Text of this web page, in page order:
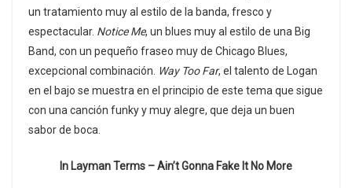
un tratamiento muy al estilo de la banda, fresco y
espectacular. Notice Me, un blues muy al estilo de una Big
Band, con un pequeño fraseo muy de Chicago Blues,
excepcional combinación. Way Too Far, el talento de Logan
en el bajo se muestra en el principio de este tema que sigue
con una canción funky y muy alegre, que deja un buen
sabor de boca.
In Layman Terms – Ain’t Gonna Fake It No More